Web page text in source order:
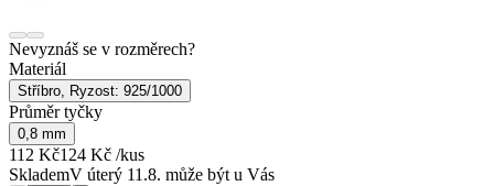
Nevyznáš se v rozměrech?
Materiál
Stříbro, Ryzost: 925/1000
Průměr tyčky
0,8 mm
112 Kč124 Kč /kus
SklademV úterý 11.8. může být u Vás